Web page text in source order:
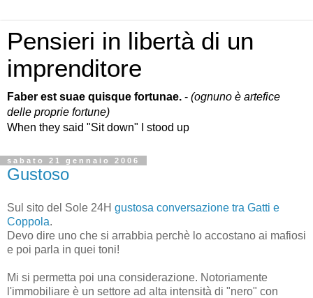
Pensieri in libertà di un
imprenditore
Faber est suae quisque fortunae. - (ognuno è artefice
delle proprie fortune)
When they said "Sit down" I stood up
sabato 21 gennaio 2006
Gustoso
Sul sito del Sole 24H gustosa conversazione tra Gatti e
Coppola.
Devo dire uno che si arrabbia perchè lo accostano ai mafiosi
e poi parla in quei toni!
Mi si permetta poi una considerazione. Notoriamente
l'immobiliare è un settore ad alta intensità di "nero" con